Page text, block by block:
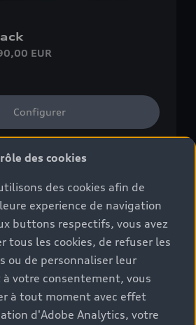
EUR
Configurer
Découvrir
aux voitures neuves (10)
1 : 8,7–8,1 l/100 km
Émissions de
198–183 g/km
des cookies
des cookies afin de
experience de navigation
buttons respectifs, vous avez
tous les cookies, de refuser les
ou de personnaliser leur
votre consentement, vous
à tout moment avec effet
d'Adobe Analytics, votre